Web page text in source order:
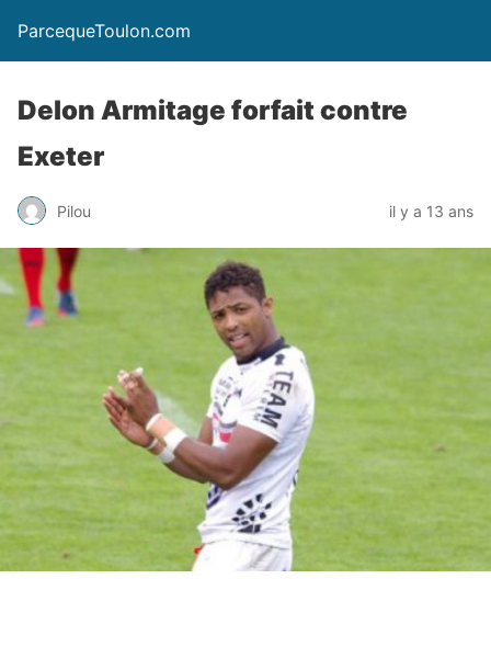
ParcequeToulon.com
Delon Armitage forfait contre
Exeter
Pilou il y a 13 ans